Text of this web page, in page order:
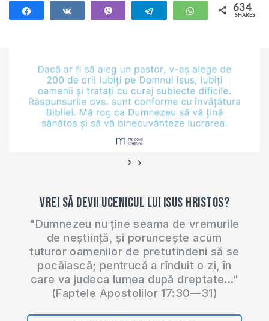
Telegram WhatsApp
634
SHARES
‹ ›
Vrei să devii ucenicul lui Isus Hristos?
"Dumnezeu nu ține seama de vremurile
de neștiință, și poruncește acum
tuturor oamenilor de pretutindeni să se
pocăiască; pentrucă a rînduit o zi, în
care va judeca lumea după dreptate..."
(Faptele Apostolilor 17:30—31)